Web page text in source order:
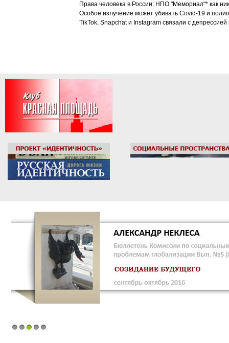
Права человека в России: НПО "Мемориал"* как
Особое излучение может убивать Covid-19 и
TikTok, Snapchat и Instagram связали с